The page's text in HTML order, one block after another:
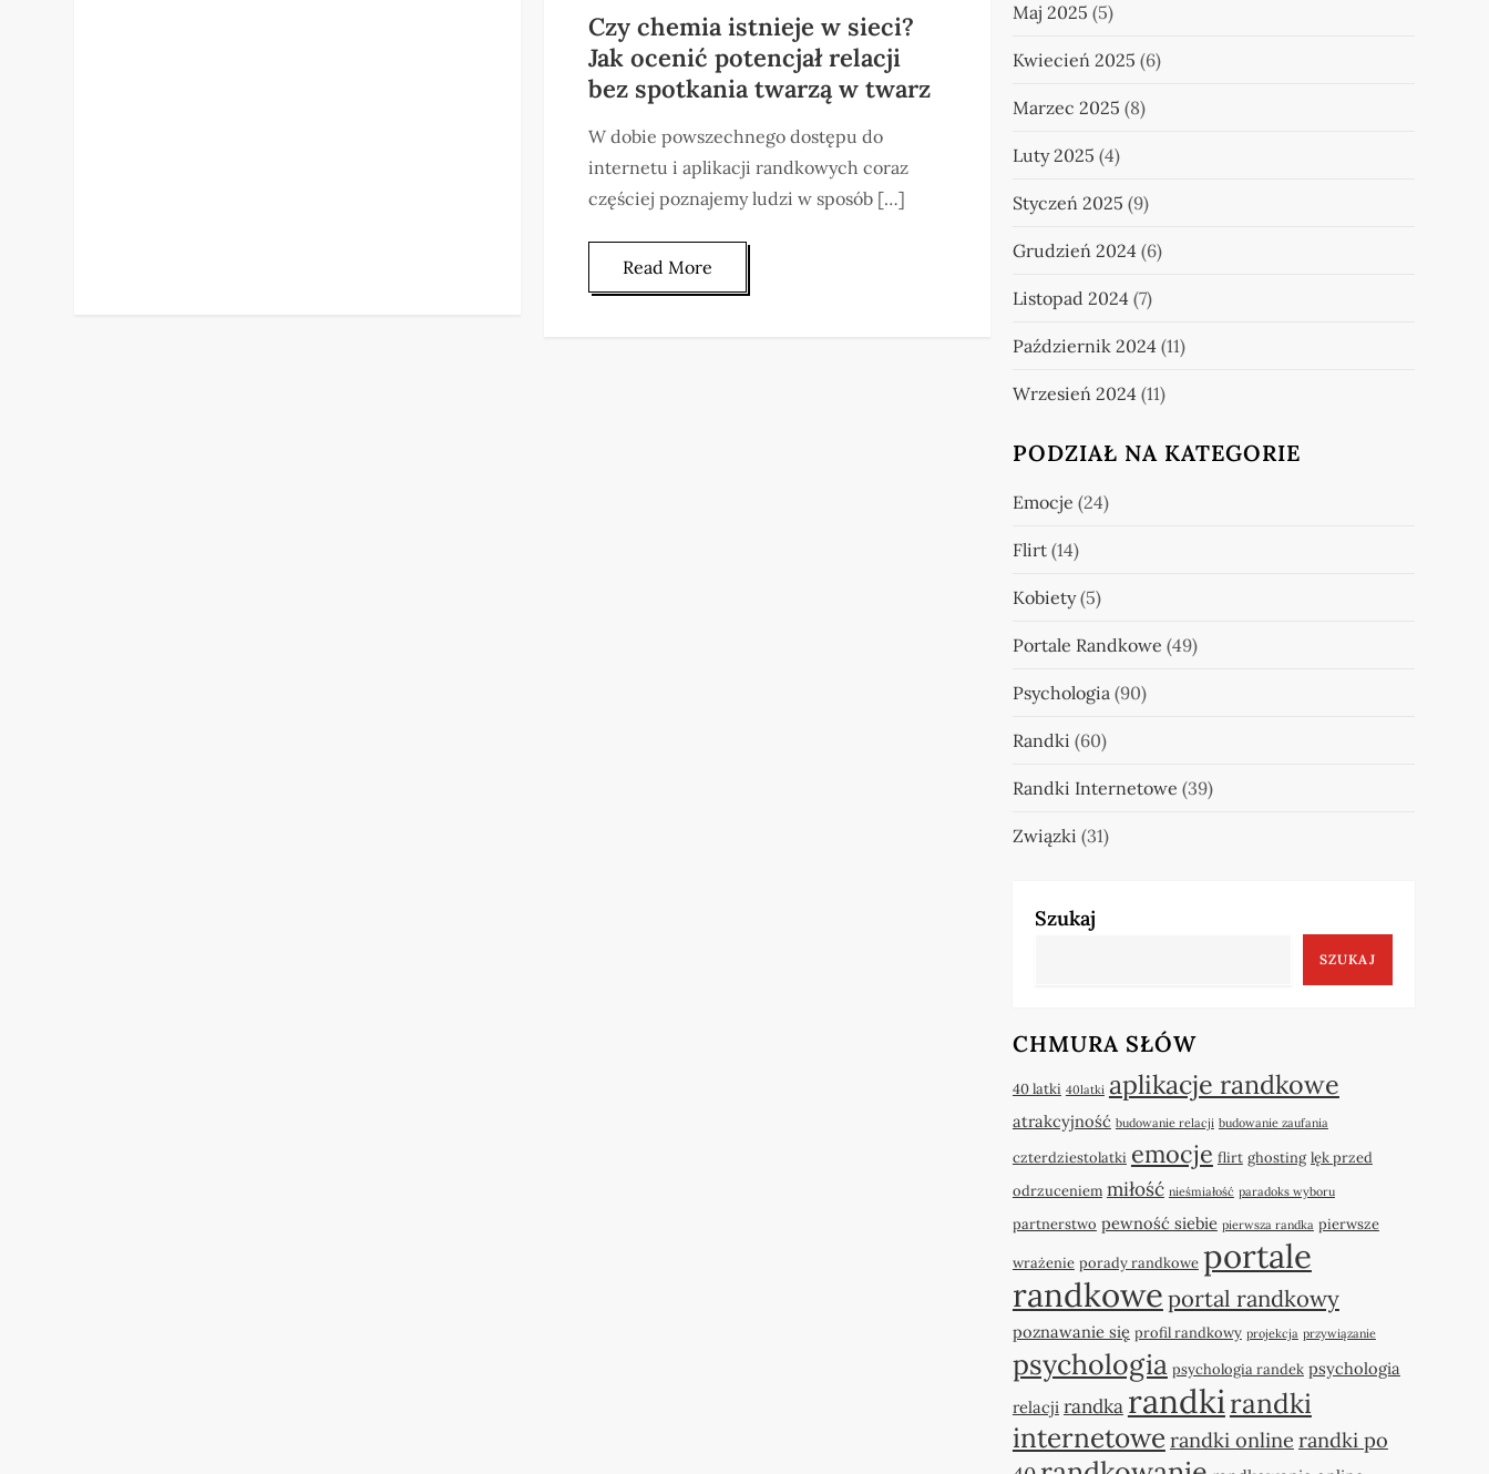
Czy chemia istnieje w sieci?
Jak ocenić potencjał relacji
bez spotkania twarzą w twarz
W dobie powszechnego dostępu do
internetu i aplikacji randkowych coraz
częściej poznajemy ludzi w sposób […]
Read More
Maj 2025 (5)
Kwiecień 2025 (6)
Marzec 2025 (8)
Luty 2025 (4)
Styczeń 2025 (9)
Grudzień 2024(6)
Listopad 2024(7)
Październik 2024(11)
Wrzesień 2024(11)
PODZIAŁ NA KATEGORIE
Emocje (24)
Flirt(14)
Kobiety(5)
Portale Randkowe (49)
Psychologia(90)
Randki (60)
Randki Internetowe (39)
Związki (31)
Szukaj
SZUKAJ
CHMURA SŁÓW
40 latki 40latki aplikacje randkowe
atrakcyjność budowanie relacji budowanie zaufania
czterdziestolatki emocje flirt ghosting lęk przed
odrzuceniem miłość nieśmiałość paradoks wyboru
partnerstwo pewność siebie pierwsza randka pierwsze
wrażenie porady randkowe portale
randkoweportal randkowy
poznawanie się profil randkowy projekcja przywiązanie
psychologia psychologia randek psychologia
relacji randka randkirandki
internetowe randki online randki po